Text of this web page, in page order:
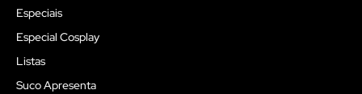
Especiais
Especial Cosplay
Listas
Suco Apresenta